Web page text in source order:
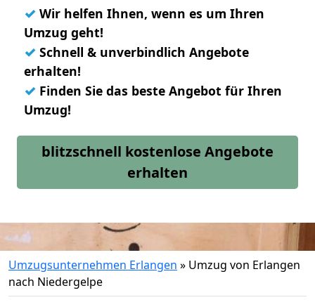
✓ Wir helfen Ihnen, wenn es um Ihren
Umzug geht!
✓ Schnell & unverbindlich Angebote
erhalten!
✓ Finden Sie das beste Angebot für Ihren
Umzug!
blitzschnell kostenlose Angebote
erhalten
Umzugsunternehmen Erlangen » Umzug von Erlangen
nach Niedergelpe